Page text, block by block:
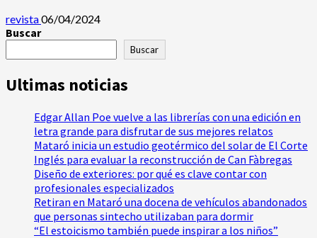
revista06/04/2024
Buscar
Buscar
Ultimas noticias
Edgar Allan Poe vuelve a las librerías con una edición en
letra grande para disfrutar de sus mejores relatos
Mataró inicia un estudio geotérmico del solar de El Corte
Inglés para evaluar la reconstrucción de Can Fàbregas
Diseño de exteriores: por qué es clave contar con
profesionales especializados
Retiran en Mataró una docena de vehículos abandonados
que personas sintecho utilizaban para dormir
“El estoicismo también puede inspirar a los niños”